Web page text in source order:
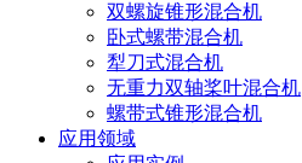
双螺旋锥形混合机
卧式螺带混合机
犁刀式混合机
无重力双轴桨叶混合机
螺带式锥形混合机
应用领域